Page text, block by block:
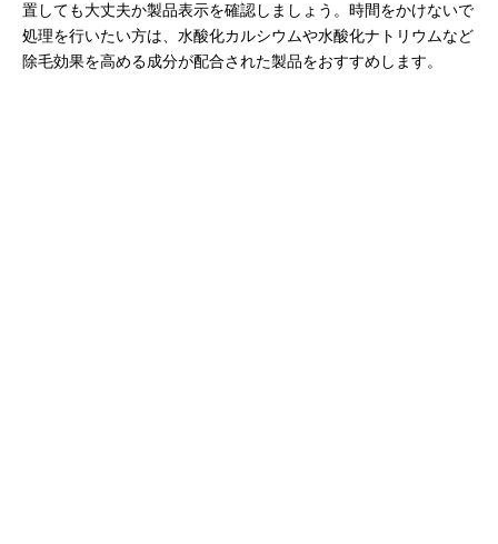
置しても大丈夫か製品表示を確認しましょう。時間をかけないで
処理を行いたい方は、水酸化カルシウムや水酸化ナトリウムなど
除毛効果を高める成分が配合された製品をおすすめします。